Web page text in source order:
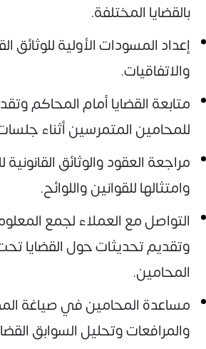
بالقضايا المختلفة.
إعداد المسودات الأولية للوثائق
والاتفاقيات.
متابعة القضايا أمام المحاكم
للمحامين المتمرسين أثناء
مراجعة العقود والوثائق
وامتثالها للقوانين واللوائح.
التواصل مع العملاء لجمع
وتقديم تحديثات حول القضايا
المحامين.
مساعدة المحامين في صياغة
والمرافعات وتحليل السوابق